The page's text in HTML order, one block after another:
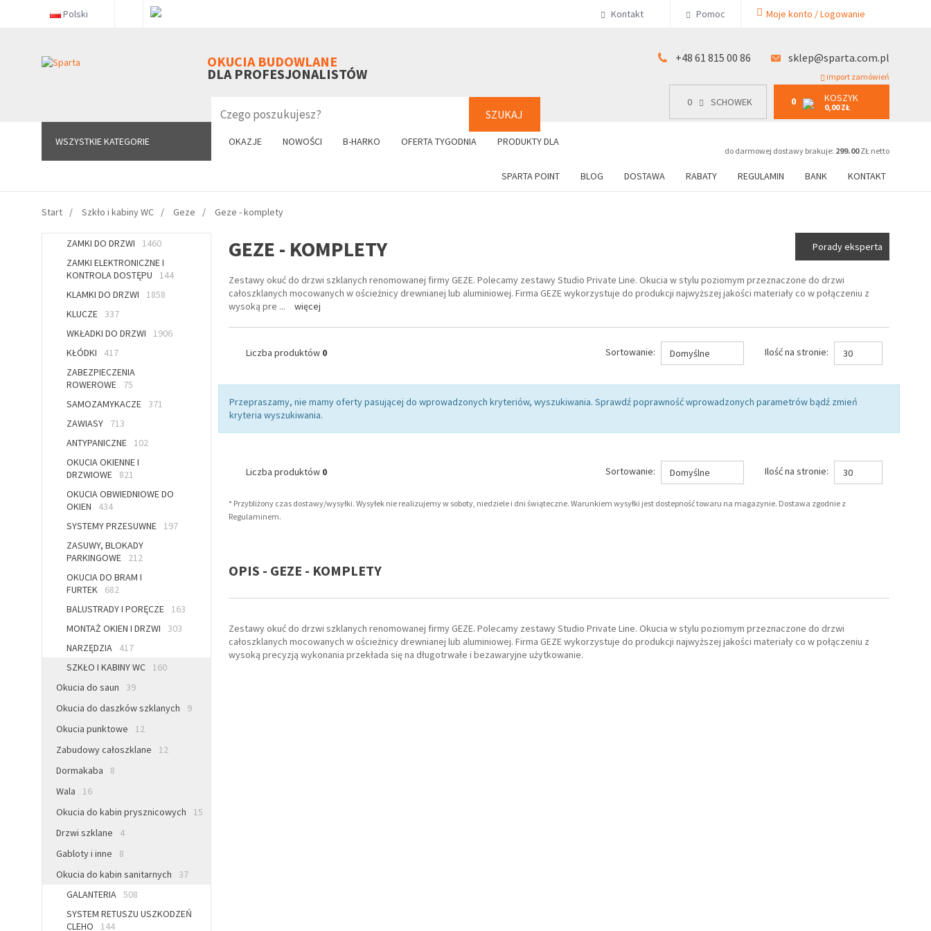
Polski Kontakt Pomoc Moje konto / Logowanie
OKUCIA BUDOWLANE
DLA PROFESJONALISTÓW
SZUKAJ
+48 61 815 00 86 sklep@sparta.com.pl
import zamówień
0 SCHOWEK 0 KOSZYK
0,00 ZŁ
do darmowej dostawy brakuje: 299.00ZŁ netto
WSZYSTKIE KATEGORIE OKAZJE NOWOŚCI B-HARKO OFERTA TYGODNIA PRODUKTY DLA
SPARTA POINT BLOG DOSTAWA RABATY REGULAMIN BANK KONTAKT
WSZYSTKIE KATEGORIE 0 SCHOWEK 0 KOSZYK
0,00 ZŁ
+48 61 815 00 86
Start Szkło i kabiny WC Geze Geze - komplety
ZAMKI DO DRZWI
1460
ZAMKI ELEKTRONICZNE I
KONTROLA DOSTĘPU
144
KLAMKI DO DRZWI
1858
KLUCZE
337
WKŁADKI DO DRZWI
1906
KŁÓDKI
417
ZABEZPIECZENIA
ROWEROWE
75
SAMOZAMYKACZE
371
ZAWIASY
713
ANTYPANICZNE
102
OKUCIA OKIENNE I
DRZWIOWE
821
OKUCIA OBWIEDNIOWE DO
OKIEN
434
SYSTEMY PRZESUWNE
197
ZASUWY, BLOKADY
PARKINGOWE
212
OKUCIA DO BRAM I
FURTEK
682
BALUSTRADY I PORĘCZE
163
MONTAŻ OKIEN I DRZWI
303
NARZĘDZIA
417
SZKŁO I KABINY WC
160
Okucia do saun
39
Okucia do daszków szklanych
9
Okucia punktowe
12
Zabudowy całoszklane
12
Dormakaba
8
Wala
16
Okucia do kabin prysznicowych
15
Drzwi szklane
4
Gabloty i inne
8
Okucia do kabin sanitarnych
37
GALANTERIA 508
SYSTEM RETUSZU USZKODZEŃ
CLEHO
144
GEZE - KOMPLETY Porady eksperta
Zestawy okuć do drzwi szklanych renomowanej firmy GEZE. Polecamy zestawy Studio Private Line. Okucia w stylu poziomym przeznaczone do drzwi
całoszklanych mocowanych w ościeżnicy drewnianej lub aluminiowej. Firma GEZE wykorzystuje do produkcji najwyższej jakości materiały co w połączeniu z
wysoką pre ... więcej
Liczba produktów 0 Sortowanie: Domyślne Ilość na stronie: 30
Przepraszamy, nie mamy oferty pasującej do wprowadzonych kryteriów, wyszukiwania. Sprawdź poprawność wprowadzonych parametrów bądź zmień
kryteria wyszukiwania.
Liczba produktów 0 Sortowanie: Domyślne Ilość na stronie: 30
* Przybliżony czas dostawy/wysyłki. Wysyłek nie realizujemy w soboty, niedziele i dni świąteczne. Warunkiem wysyłki jest dostepność towaru na magazynie. Dostawa zgodnie z
Regulaminem.
OPIS - GEZE - KOMPLETY
Zestawy okuć do drzwi szklanych renomowanej firmy GEZE. Polecamy zestawy Studio Private Line. Okucia w stylu poziomym przeznaczone do drzwi
całoszklanych mocowanych w ościeżnicy drewnianej lub aluminiowej. Firma GEZE wykorzystuje do produkcji najwyższej jakości materiały co w połączeniu z
wysoką precyzją wykonania przekłada się na długotrwałe i bezawaryjne użytkowanie.